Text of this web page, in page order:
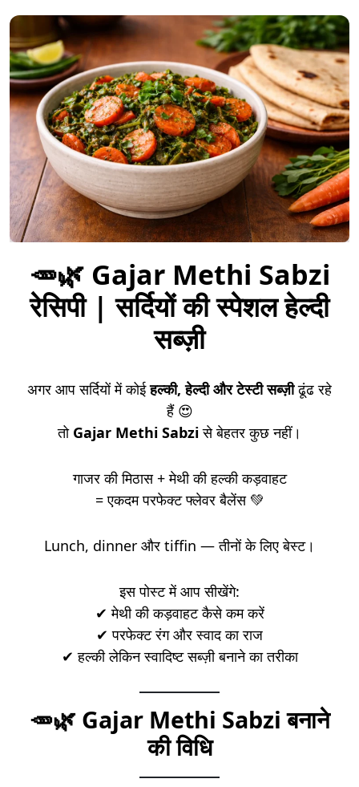
🥕🌿 Gajar Methi Sabzi
रेसिपी | सर्दियों की स्पेशल हेल्दी
सब्ज़ी
अगर आप सर्दियों में कोईहल्की, हेल्दी और टेस्टी सब्ज़ीढूंढ रहे
हैं 😍
तो Gajar Methi Sabziसे बेहतर कुछ नहीं।
गाजर की मिठास + मेथी की हल्की कड़वाहट
= एकदम परफेक्ट फ्लेवर बैलेंस 💚
Lunch, dinner और tiffin — तीनों के लिए बेस्ट।
इस पोस्ट में आप सीखेंगे:
✔ मेथी की कड़वाहट कैसे कम करें
✔ परफेक्ट रंग और स्वाद का राज
✔ हल्की लेकिन स्वादिष्ट सब्ज़ी बनाने का तरीका
🥕🌿 Gajar Methi Sabzi बनाने
की विधि